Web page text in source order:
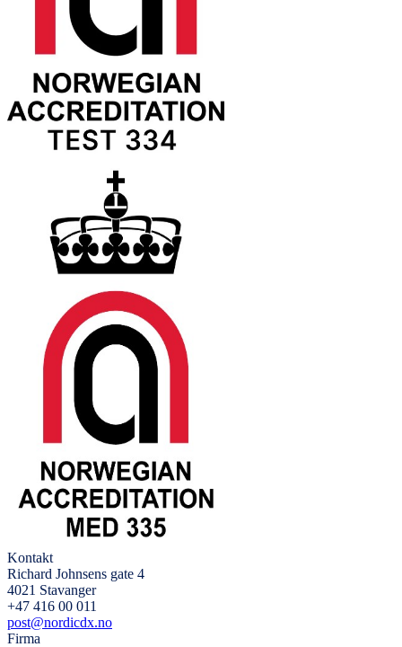
Kontakt
Richard Johnsens gate 4
4021 Stavanger
+47 416 00 011
post@nordicdx.no
Firma